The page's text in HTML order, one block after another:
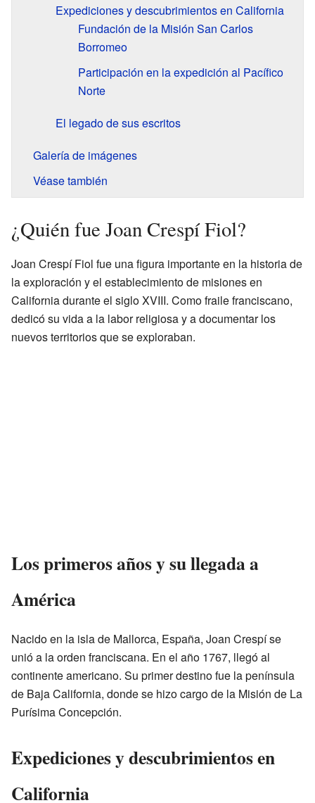
Expediciones y descubrimientos en California
Fundación de la Misión San Carlos
Borromeo
Participación en la expedición al Pacífico
Norte
El legado de sus escritos
Galería de imágenes
Véase también
¿Quién fue Joan Crespí Fiol?
Joan Crespí Fiol fue una figura importante en la historia de
la exploración y el establecimiento de misiones en
California durante el siglo XVIII. Como fraile franciscano,
dedicó su vida a la labor religiosa y a documentar los
nuevos territorios que se exploraban.
Los primeros años y su llegada a
América
Nacido en la isla de Mallorca, España, Joan Crespí se
unió a la orden franciscana. En el año 1767, llegó al
continente americano. Su primer destino fue la península
de Baja California, donde se hizo cargo de la Misión de La
Purísima Concepción.
Expediciones y descubrimientos en
California